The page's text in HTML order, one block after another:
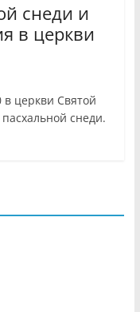
снеди и
в церкви
в церкви Святой
снеди.